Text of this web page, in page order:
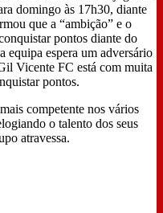
domingo às 17h30, diante
que a “ambição” e o
pontos diante do
equipa espera um adversário
Vicente FC está com muita
pontos.
competente nos vários
o talento dos seus
atravessa.